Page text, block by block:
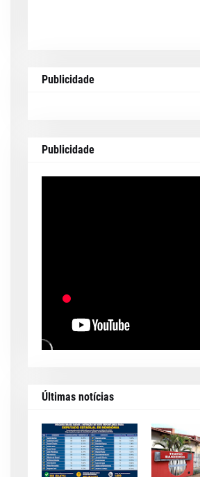
Publicidade
Publicidade
Últimas notícias